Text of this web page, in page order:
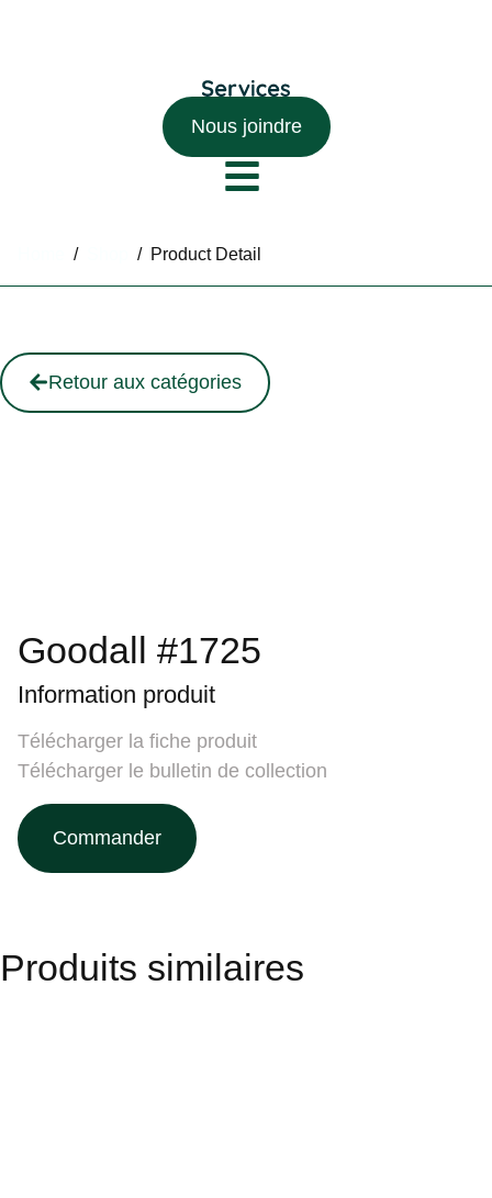
Nous joindre
/ / Product Detail
Retour aux catégories
Goodall #1725
Information produit
Télécharger la fiche produit
Télécharger le bulletin de collection
Commander
Produits similaires